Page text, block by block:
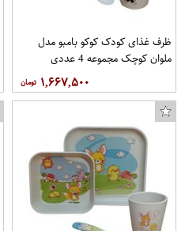
ظرف غذای کودک کوکو بامبو مدل
ملوان کوچک مجموعه 4 عددی
۱,۶۶۷,۵۰۰